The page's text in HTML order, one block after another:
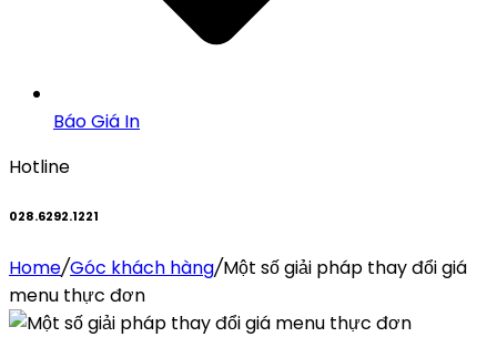
Báo Giá In
Hotline
028.6292.1221
Home/Góc khách hàng/Một số giải pháp thay đổi giá
menu thực đơn